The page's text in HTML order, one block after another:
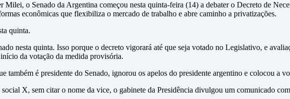
Milei, o Senado da Argentina começou nesta quinta-feira (14) a debater o Decreto de
econômicas que flexibiliza o mercado de trabalho e abre caminho a privatizações.
quinta.
nesta quinta. Isso porque o decreto vigorará até que seja votado no Legislativo, e
da votação da medida provisória.
é presidente do Senado, ignorou os apelos do presidente argentino e colocou a
X, sem citar o nome da vice, o gabinete da Presidência divulgou um comunicado